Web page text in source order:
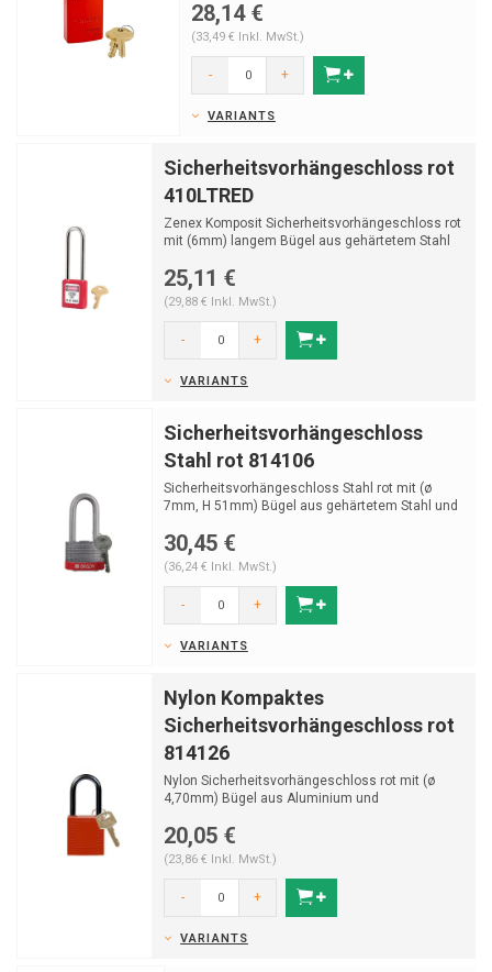
28,14 €
(33,49 € Inkl. MwSt.)
- +
VARIANTS
Sicherheitsvorhängeschloss rot
410LTRED
Zenex Komposit Sicherheitsvorhängeschloss rot
mit (6mm) langem Bügel aus gehärtetem Stahl
25,11 €
(29,88 € Inkl. MwSt.)
- +
VARIANTS
Sicherheitsvorhängeschloss
Stahl rot 814106
Sicherheitsvorhängeschloss Stahl rot mit (ø
7mm, H 51mm) Bügel aus gehärtetem Stahl und
30,45 €
(36,24 € Inkl. MwSt.)
- +
VARIANTS
Nylon Kompaktes
Sicherheitsvorhängeschloss rot
814126
Nylon Sicherheitsvorhängeschloss rot mit (ø
4,70mm) Bügel aus Aluminium und
20,05 €
(23,86 € Inkl. MwSt.)
- +
VARIANTS